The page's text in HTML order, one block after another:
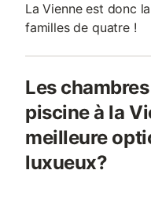
La Vienne est donc
familles de quatre !
Les
piscine à la
meilleure
luxueux?